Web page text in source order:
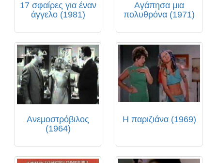
17 σφαίρες για έναν
άγγελο (1981)
Αγάπησα μια
πολυθρόνα (1971)
Ανεμοστρόβιλος
(1964)
Η παριζιάνα (1969)